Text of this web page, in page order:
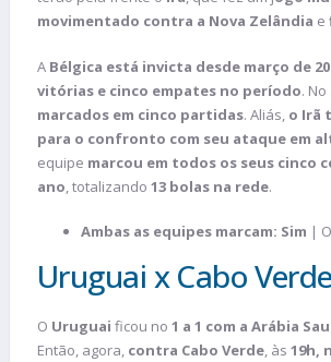
movimentado contra a Nova Zelândia e
A Bélgica está invicta desde março de
vitórias e cinco empates no período.
marcados em cinco partidas. Aliás, o Irã
para o confronto com seu ataque em
equipe marcou em todos os seus cinco
ano, totalizando 13 bolas na rede.
Ambas as equipes marcam: Sim |
Uruguai x Cabo Verde
O Uruguai ficou no 1 a 1 com a Arábia
Então, agora, contra Cabo Verde, às 19h,